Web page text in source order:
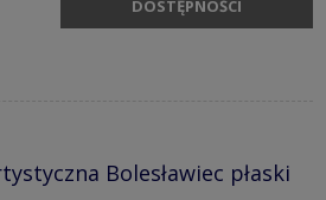
DOSTĘPNOŚCI
Bolesławiec płaski